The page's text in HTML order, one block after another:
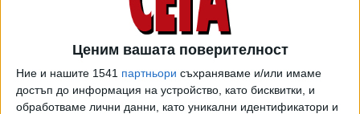
Ценим вашата поверителност
Ние и нашите 1541 партньори съхраняваме и/или имаме
достъп до информация на устройство, като бисквитки, и
обработваме лични данни, като уникални идентификатори и
върху "пясъчните дюни.
Още преди проверката министърът на туризма Марияна
Николова заяви, че не са внасяни промени в схемата за
разполагане на търговски обекти на плажа, която е
одобрена през 2018 г.